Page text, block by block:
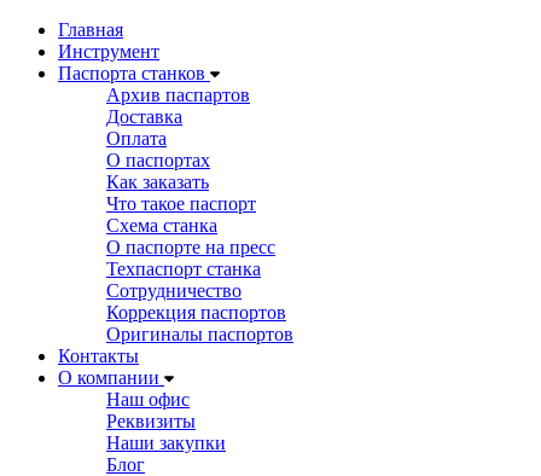
Главная
Инструмент
Паспорта станков
Архив паспартов
Доставка
Оплата
О паспортах
Как заказать
Что такое паспорт
Схема станка
О паспорте на пресс
Техпаспорт станка
Сотрудничество
Коррекция паспортов
Оригиналы паспортов
Контакты
О компании
Наш офис
Реквизиты
Наши закупки
Блог